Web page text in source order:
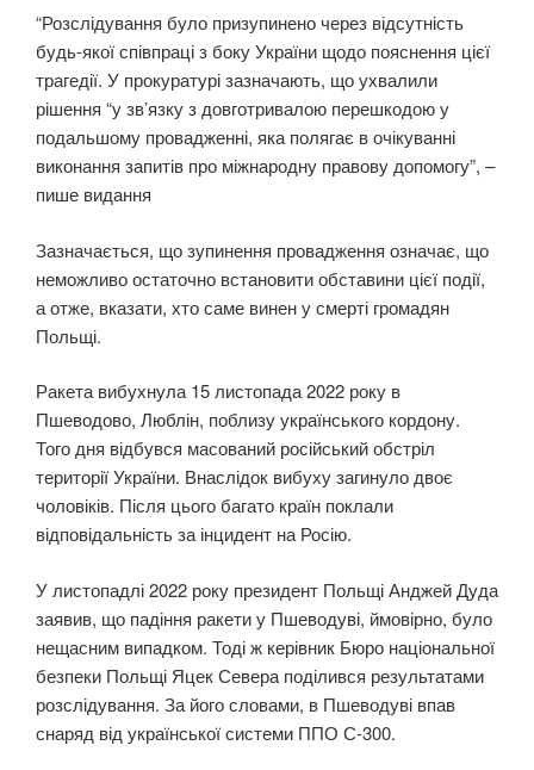
“Розслідування було призупинено через відсутність
будь-якої співпраці з боку України щодо пояснення цієї
трагедії. У прокуратурі зазначають, що ухвалили
рішення “у зв’язку з довготривалою перешкодою у
подальшому провадженні, яка полягає в очікуванні
виконання запитів про міжнародну правову допомогу”, –
пише видання
Зазначається, що зупинення провадження означає, що
неможливо остаточно встановити обставини цієї події,
а отже, вказати, хто саме винен у смерті громадян
Польщі.
Ракета вибухнула 15 листопада 2022 року в
Пшеводово, Люблін, поблизу українського кордону.
Того дня відбувся масований російський обстріл
території України. Внаслідок вибуху загинуло двоє
чоловіків. Після цього багато країн поклали
відповідальність за інцидент на Росію.
У листопадлі 2022 року президент Польщі Анджей Дуда
заявив, що падіння ракети у Пшеводуві, ймовірно, було
нещасним випадком. Тоді ж керівник Бюро національної
безпеки Польщі Яцек Севера поділився результатами
розслідування. За його словами, в Пшеводуві впав
снаряд від української системи ППО С-300.